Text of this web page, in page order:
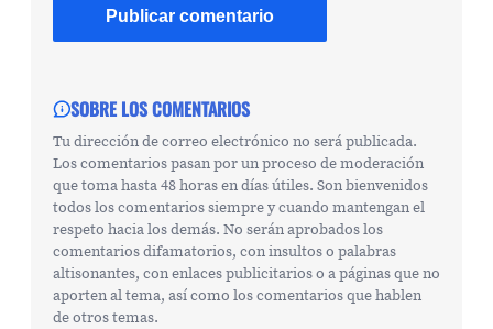
SOBRE LOS COMENTARIOS
Tu dirección de correo electrónico no será publicada.
Los comentarios pasan por un proceso de moderación
que toma hasta 48 horas en días útiles. Son bienvenidos
todos los comentarios siempre y cuando mantengan el
respeto hacia los demás. No serán aprobados los
comentarios difamatorios, con insultos o palabras
altisonantes, con enlaces publicitarios o a páginas que no
aporten al tema, así como los comentarios que hablen
de otros temas.